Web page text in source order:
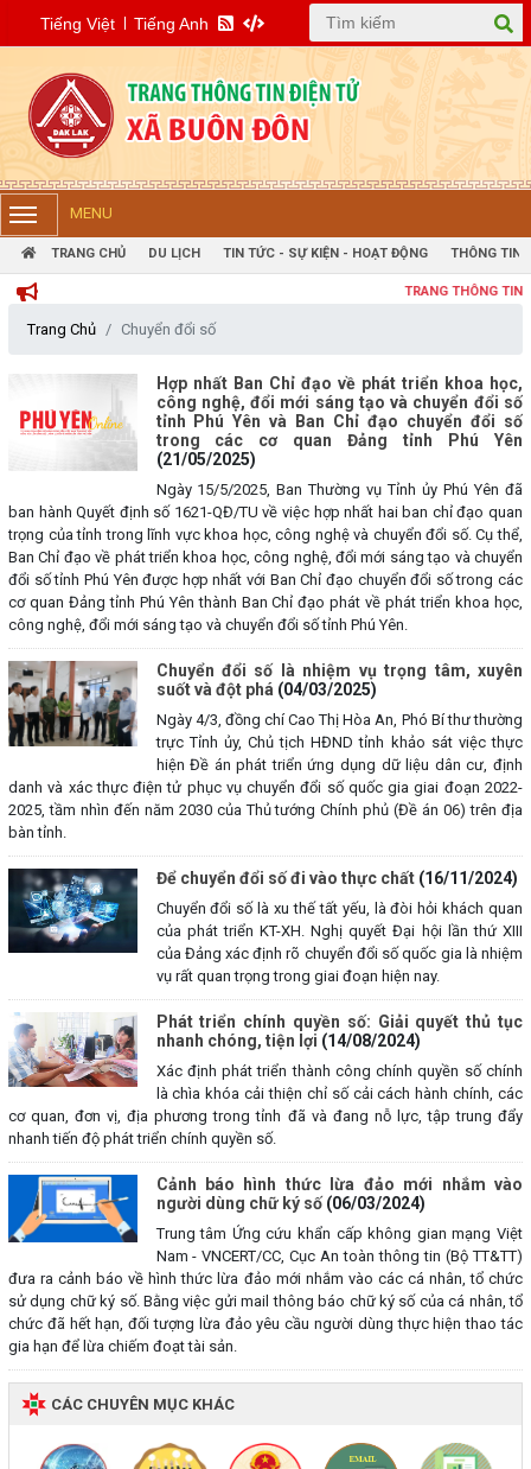
Tiếng Việt Tiếng Anh
MENU
TRANG CHỦ DU LỊCH TIN TỨC - SỰ KIỆN - HOẠT ĐỘNG THÔNG TIN
TRANG THÔNG TIN
Trang Chủ Chuyển đổi số
Hợp nhất Ban Chỉ đạo về phát triển khoa học,
công nghệ, đổi mới sáng tạo và chuyển đổi số
tỉnh Phú Yên và Ban Chỉ đạo chuyển đổi số
trong các cơ quan Đảng tỉnh Phú Yên
(21/05/2025)
Ngày 15/5/2025, Ban Thường vụ Tỉnh ủy Phú Yên đã
ban hành Quyết định số 1621-QĐ/TU về việc hợp nhất hai ban chỉ đạo quan
trọng của tỉnh trong lĩnh vực khoa học, công nghệ và chuyển đổi số. Cụ thể,
Ban Chỉ đạo về phát triển khoa học, công nghệ, đổi mới sáng tạo và chuyển
đổi số tỉnh Phú Yên được hợp nhất với Ban Chỉ đạo chuyển đổi số trong các
cơ quan Đảng tỉnh Phú Yên thành Ban Chỉ đạo phát về phát triển khoa học,
công nghệ, đổi mới sáng tạo và chuyển đổi số tỉnh Phú Yên.
Chuyển đổi số là nhiệm vụ trọng tâm, xuyên
suốt và đột phá (04/03/2025)
Ngày 4/3, đồng chí Cao Thị Hòa An, Phó Bí thư thường
trực Tỉnh ủy, Chủ tịch HĐND tỉnh khảo sát việc thực
hiện Đề án phát triển ứng dụng dữ liệu dân cư, định
danh và xác thực điện tử phục vụ chuyển đổi số quốc gia giai đoạn 2022-
2025, tầm nhìn đến năm 2030 của Thủ tướng Chính phủ (Đề án 06) trên địa
bàn tỉnh.
Để chuyển đổi số đi vào thực chất (16/11/2024)
Chuyển đổi số là xu thế tất yếu, là đòi hỏi khách quan
của phát triển KT-XH. Nghị quyết Đại hội lần thứ XIII
của Đảng xác định rõ chuyển đổi số quốc gia là nhiệm
vụ rất quan trọng trong giai đoạn hiện nay.
Phát triển chính quyền số: Giải quyết thủ tục
nhanh chóng, tiện lợi (14/08/2024)
Xác định phát triển thành công chính quyền số chính
là chìa khóa cải thiện chỉ số cải cách hành chính, các
cơ quan, đơn vị, địa phương trong tỉnh đã và đang nỗ lực, tập trung đẩy
nhanh tiến độ phát triển chính quyền số.
Cảnh báo hình thức lừa đảo mới nhắm vào
người dùng chữ ký số (06/03/2024)
Trung tâm Ứng cứu khẩn cấp không gian mạng Việt
Nam - VNCERT/CC, Cục An toàn thông tin (Bộ TT&TT)
đưa ra cảnh báo về hình thức lừa đảo mới nhắm vào các cá nhân, tổ chức
sử dụng chữ ký số. Bằng việc gửi mail thông báo chữ ký số của cá nhân, tổ
chức đã hết hạn, đối tượng lừa đảo yêu cầu người dùng thực hiện thao tác
gia hạn để lừa chiếm đoạt tài sản.
CÁC CHUYÊN MỤC KHÁC